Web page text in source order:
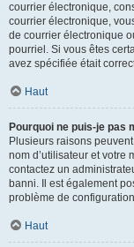
courrier électronique,
courrier électronique,
de courrier électronique
pourriel. Si vous êtes
avez spécifiée était
Haut
Pourquoi ne puis-je pas
Plusieurs raisons
nom d’utilisateur et votre
contactez un
banni. Il est également
problème de
Haut